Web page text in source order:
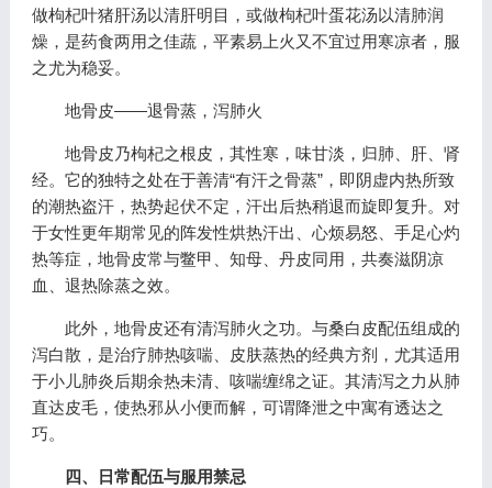
做枸杞叶猪肝汤以清肝明目，或做枸杞叶蛋花汤以清肺润
燥，是药食两用之佳蔬，平素易上火又不宜过用寒凉者，服
之尤为稳妥。
地骨皮——退骨蒸，泻肺火
地骨皮乃枸杞之根皮，其性寒，味甘淡，归肺、肝、肾
经。它的独特之处在于善清“有汗之骨蒸”，即阴虚内热所致
的潮热盗汗，热势起伏不定，汗出后热稍退而旋即复升。对
于女性更年期常见的阵发性烘热汗出、心烦易怒、手足心灼
热等症，地骨皮常与鳖甲、知母、丹皮同用，共奏滋阴凉
血、退热除蒸之效。
此外，地骨皮还有清泻肺火之功。与桑白皮配伍组成的
泻白散，是治疗肺热咳喘、皮肤蒸热的经典方剂，尤其适用
于小儿肺炎后期余热未清、咳喘缠绵之证。其清泻之力从肺
直达皮毛，使热邪从小便而解，可谓降泄之中寓有透达之
巧。
四、日常配伍与服用禁忌